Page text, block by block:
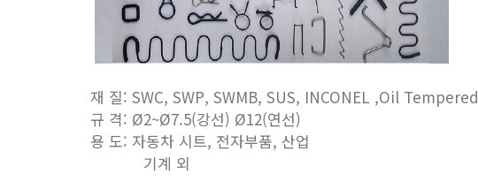
재 질: SWC, SWP, SWMB, SUS, INCONEL ,Oil Tempered
규 격: Ø2~Ø7.5(강선) Ø12(연선)
용 도: 자동차 시트, 전자부품, 산업
기계 외